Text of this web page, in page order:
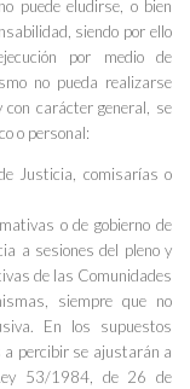
puede eludirse, o bien
siendo por ello
por medio de
no pueda realizarse
carácter general, se
o personal:
Justicia, comisarías o
o de gobierno de
a sesiones del pleno y
de las Comunidades
siempre que no
En los supuestos
percibir se ajustarán a
53/1984, de 26 de